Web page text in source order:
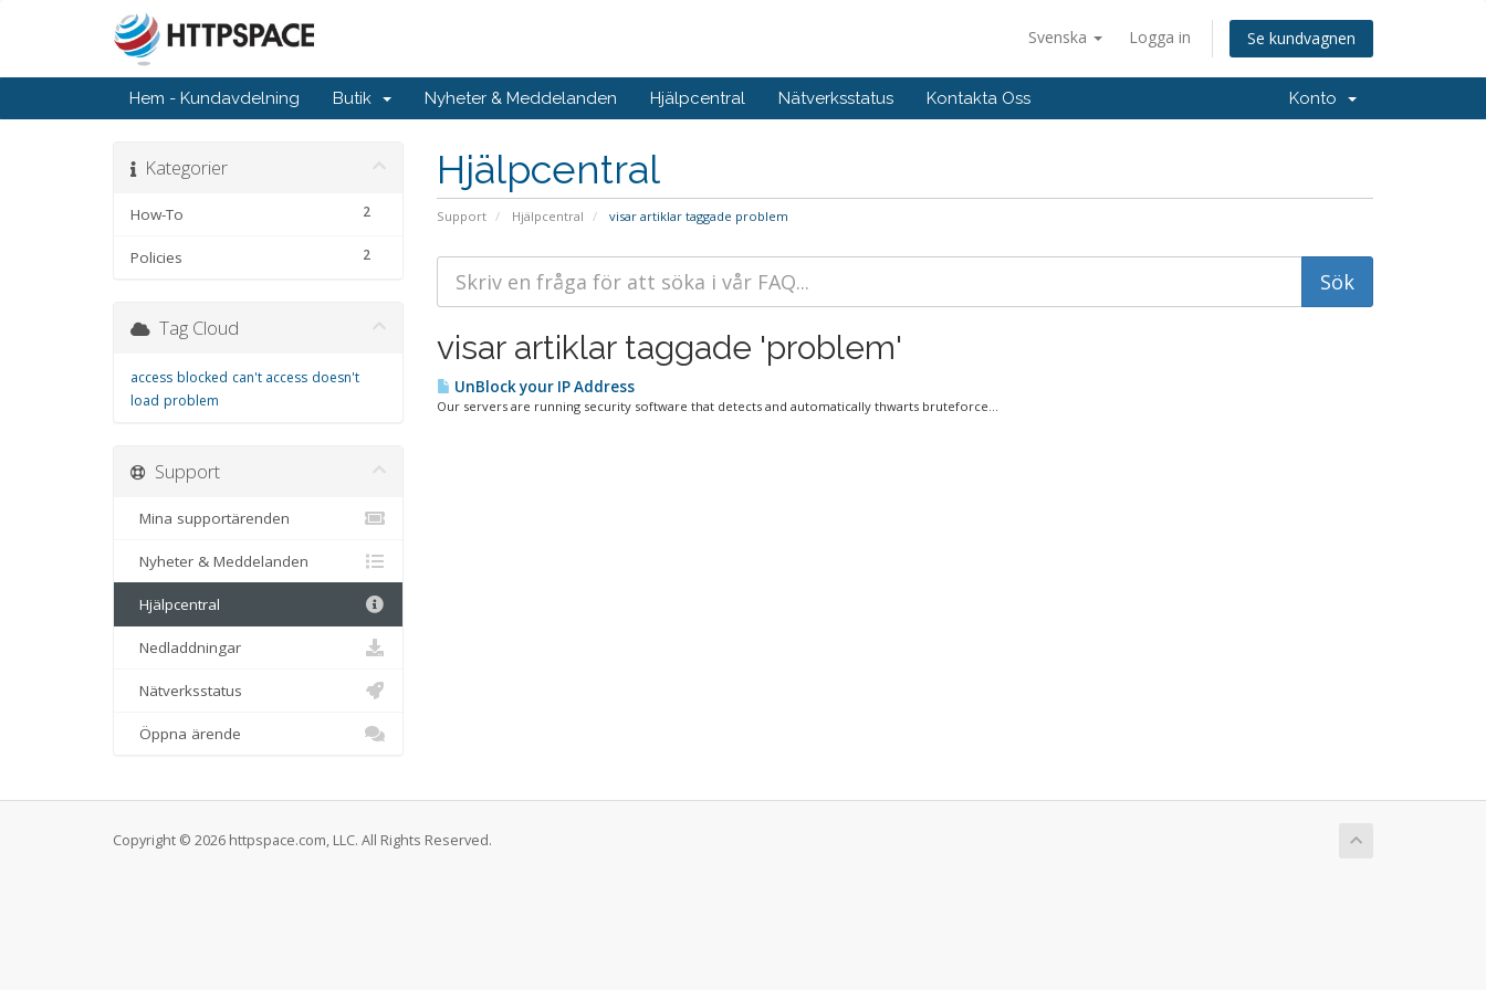
Svenska Logga in Se kundvagnen
Hem - Kundavdelning Butik Nyheter & Meddelanden Hjälpcentral Nätverksstatus Kontakta Oss Konto
Hjälpcentral
Support Hjälpcentral visar artiklar taggade problem
Kategorier
2
How-To
2
Policies
visar artiklar taggade 'problem'
UnBlock your IP Address
Our servers are running security software that detects and automatically thwarts bruteforce...
Tag Cloud
access blocked can't access doesn't
load problem
Support
Mina supportärenden
Nyheter & Meddelanden
Hjälpcentral
Nedladdningar
Nätverksstatus
Öppna ärende
Copyright © 2026 httpspace.com, LLC. All Rights Reserved.